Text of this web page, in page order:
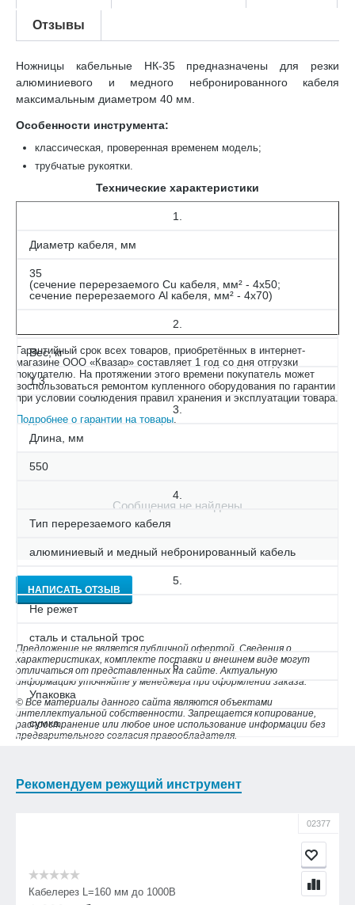
Отзывы
Ножницы кабельные НК-35 предназначены для резки
алюминиевого и медного небронированного кабеля
максимальным диаметром 40 мм.
Особенности инструмента:
классическая, проверенная временем модель;
трубчатые рукоятки.
Технические характеристики
1.
Диаметр кабеля, мм
35
(сечение перерезаемого Cu кабеля, мм² - 4х50;
сечение перерезаемого Al кабеля, мм² - 4х70)
2.
Вес, кг
1,3
3.
Длина, мм
550
4.
Тип перерезаемого кабеля
алюминиевый и медный небронированный кабель
5.
Не режет
сталь и стальной трос
6.
Упаковка
сумка
Гарантийный срок всех товаров, приобретённых в интернет-
магазине ООО «Квазар» составляет 1 год со дня отгрузки
покупателю. На протяжении этого времени покупатель может
воспользоваться ремонтом купленного оборудования по гарантии
при условии соблюдения правил хранения и эксплуатации товара.
Подробнее о гарантии на товары.
Сообщения не найдены
НАПИСАТЬ ОТЗЫВ
Предложение не является публичной офертой. Сведения о
характеристиках, комплекте поставки и внешнем виде могут
отличаться от представленных на сайте. Актуальную
информацию уточняйте у менеджера при оформлении заказа.
© Все материалы данного сайта являются объектами
интеллектуальной собственности. Запрещается копирование,
распространение или любое иное использование информации без
предварительного согласия правообладателя.
Рекомендуем режущий инструмент
02377
Кабелерез L=160 мм до 1000В